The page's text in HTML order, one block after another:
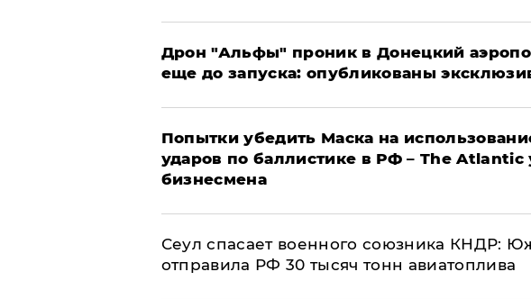
Дрон "Альфы" проник в Донецкий
еще до запуска: опубликованы
Попытки убедить Маска на
ударов по баллистике в РФ – The Atlantic
бизнесмена
​Сеул спасает военного союзника КНДР:
отправила РФ 30 тысяч тонн авиатоплива